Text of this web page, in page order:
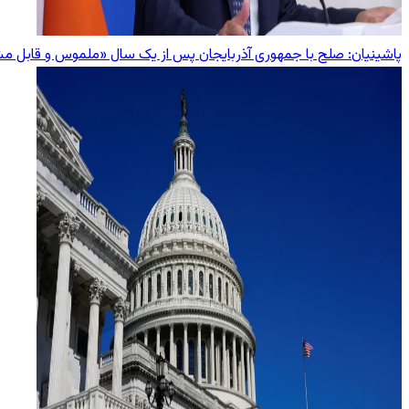
پاشینیان: صلح با جمهوری آذربایجان پس از یک سال «ملموس و